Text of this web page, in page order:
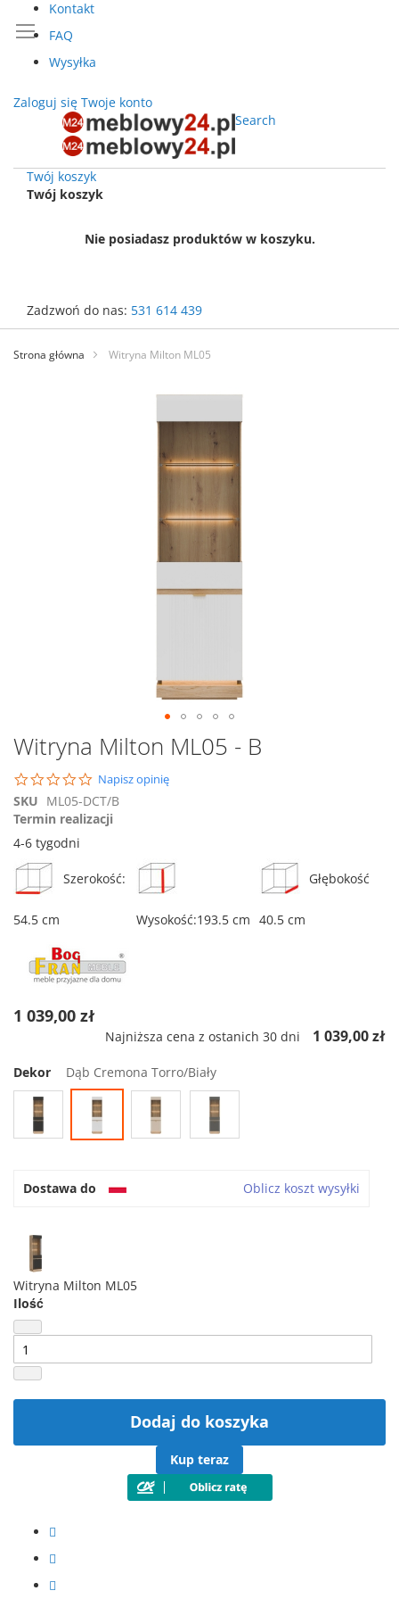
Kontakt
FAQ
Wysyłka
Zaloguj się Twoje konto
Search
Twój koszyk
Twój koszyk
Nie posiadasz produktów w koszyku.
Zadzwoń do nas: 531 614 439
Przejdź
treści
Strona główna Witryna Milton ML05
Przejdź
na
początek
galerii
Witryna Milton ML05 - B
0.0
star
rating
Napisz opinię
SKU ML05-DCT/B
Termin realizacji
4-6 tygodni
Szerokość:
54.5 cm Wysokość:193.5 cm
Głębokość
40.5 cm
1 039,00 zł
Najniższa cena z ostanich 30 dni 1 039,00 zł
Dekor Dąb Cremona Torro/Biały
Dostawa do Oblicz koszt wysyłki
Witryna Milton ML05
Ilość
Dodaj do koszyka
Kup teraz